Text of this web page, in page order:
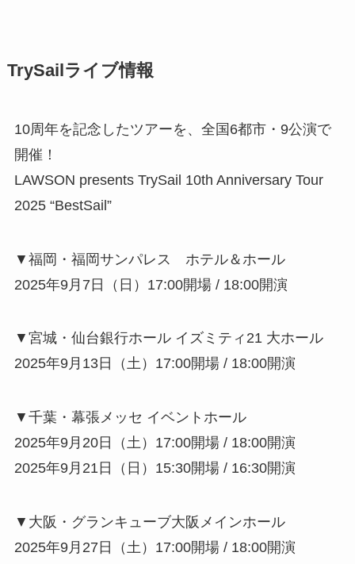
TrySailライブ情報
10周年を記念したツアーを、全国6都市・9公演で
開催！
LAWSON presents TrySail 10th Anniversary Tour
2025 “BestSail”
▼福岡・福岡サンパレス ホテル＆ホール
2025年9月7日（日）17:00開場 / 18:00開演
▼宮城・仙台銀行ホール イズミティ21 大ホール
2025年9月13日（土）17:00開場 / 18:00開演
▼千葉・幕張メッセ イベントホール
2025年9月20日（土）17:00開場 / 18:00開演
2025年9月21日（日）15:30開場 / 16:30開演
▼大阪・グランキューブ大阪メインホール
2025年9月27日（土）17:00開場 / 18:00開演